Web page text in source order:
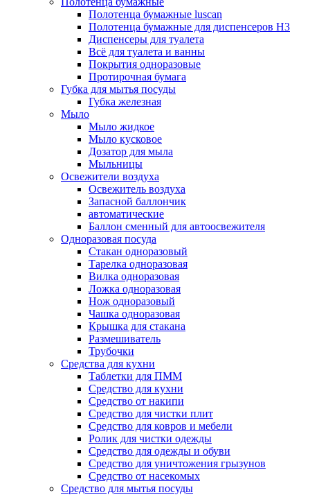
Полотенца бумажные luscan
Полотенца бумажные для диспенсеров H3
Диспенсеры для туалета
Всё для туалета и ванны
Покрытия одноразовые
Протирочная бумага
Губка для мытья посуды
Губка железная
Мыло
Мыло жидкое
Мыло кусковое
Дозатор для мыла
Мыльницы
Освежители воздуха
Освежитель воздуха
Запасной баллончик
автоматические
Баллон сменный для автоосвежителя
Одноразовая посуда
Стакан одноразовый
Тарелка одноразовая
Вилка одноразовая
Ложка одноразовая
Нож одноразовый
Чашка одноразовая
Крышка для стакана
Размешиватель
Трубочки
Средства для кухни
Таблетки для ПММ
Средство для кухни
Средство от накипи
Средство для чистки плит
Средство для ковров и мебели
Ролик для чистки одежды
Средство для одежды и обуви
Средство для уничтожения грызунов
Средство от насекомых
Средство для мытья посуды